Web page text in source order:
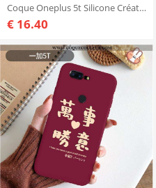
Coque Oneplus 5t Silicone Créatif Incassable, Housse Oneplus 5t Mode Net Rouge Bleu
€ 16.40